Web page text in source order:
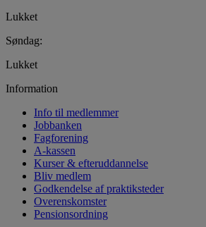
Lukket
Søndag:
Lukket
Information
Info til medlemmer
Jobbanken
Fagforening
A-kassen
Kurser & efteruddannelse
Bliv medlem
Godkendelse af praktiksteder
Overenskomster
Pensionsordning